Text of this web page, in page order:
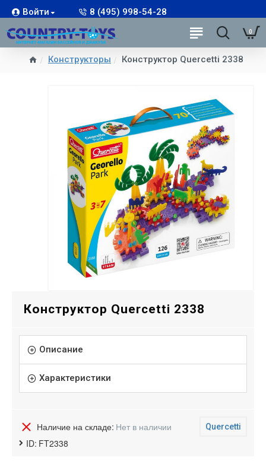
Войти 8 (495) 998-54-28
0
Конструкторы Конструктор Quercetti 2338
Конструктор Quercetti 2338
Описание
Характеристики
Наличие на складе: Нет в наличии
ID: FT2338
Quercetti